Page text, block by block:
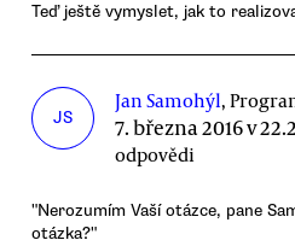
Teď ještě vymyslet, jak to
JS
Jan Samohýl,
7. března 2016 v
odpovědi
"Nerozumím Vaší otázce, pane
otázka?"